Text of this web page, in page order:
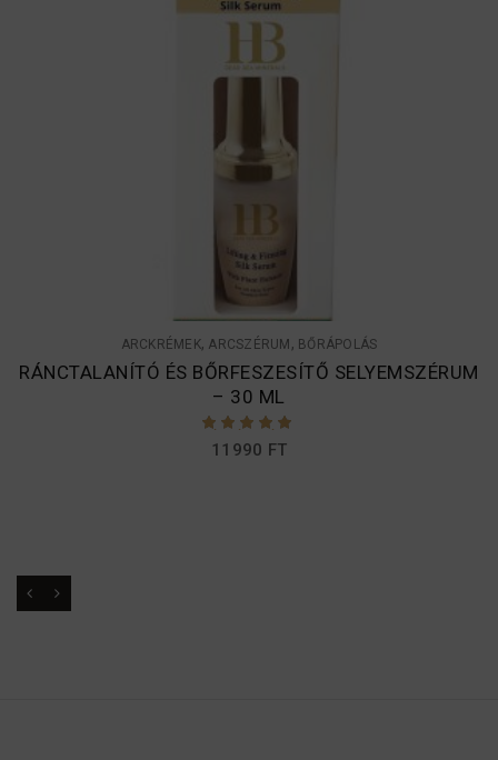
ARCKRÉMEK, ARCSZÉRUM , BŐRÁPOLÁS
RÁNCTALANÍTÓ ÉS BŐRFESZESÍTŐ SELYEMSZÉRUM
– 30 ML
5.00/ 5
11990 FT